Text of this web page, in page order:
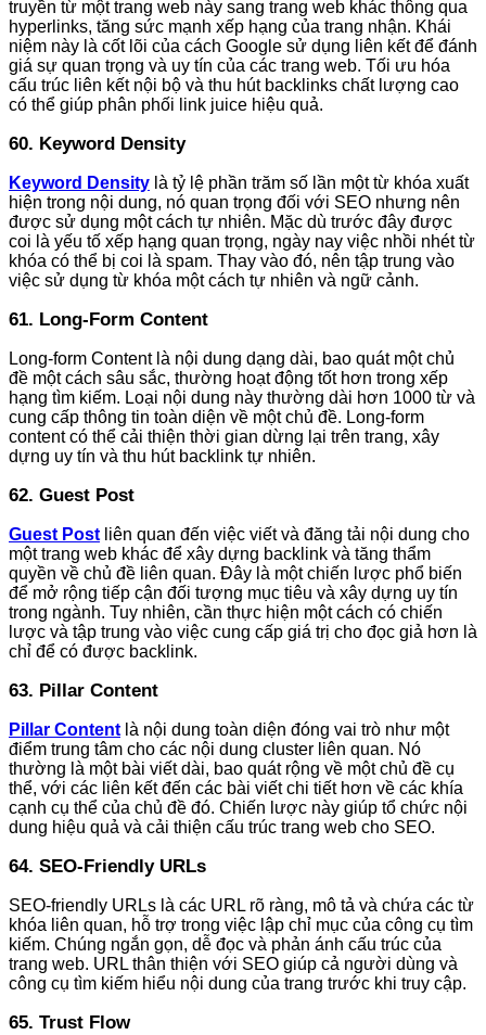
truyền từ một trang web này sang trang web khác thông qua
hyperlinks, tăng sức mạnh xếp hạng của trang nhận. Khái
niệm này là cốt lõi của cách Google sử dụng liên kết để đánh
giá sự quan trọng và uy tín của các trang web. Tối ưu hóa
cấu trúc liên kết nội bộ và thu hút backlinks chất lượng cao
có thể giúp phân phối link juice hiệu quả.
60. Keyword Density
Keyword Density là tỷ lệ phần trăm số lần một từ khóa xuất
hiện trong nội dung, nó quan trọng đối với SEO nhưng nên
được sử dụng một cách tự nhiên. Mặc dù trước đây được
coi là yếu tố xếp hạng quan trọng, ngày nay việc nhồi nhét từ
khóa có thể bị coi là spam. Thay vào đó, nên tập trung vào
việc sử dụng từ khóa một cách tự nhiên và ngữ cảnh.
61. Long-Form Content
Long-form Content là nội dung dạng dài, bao quát một chủ
đề một cách sâu sắc, thường hoạt động tốt hơn trong xếp
hạng tìm kiếm. Loại nội dung này thường dài hơn 1000 từ và
cung cấp thông tin toàn diện về một chủ đề. Long-form
content có thể cải thiện thời gian dừng lại trên trang, xây
dựng uy tín và thu hút backlink tự nhiên.
62. Guest Post
Guest Post liên quan đến việc viết và đăng tải nội dung cho
một trang web khác để xây dựng backlink và tăng thẩm
quyền về chủ đề liên quan. Đây là một chiến lược phổ biến
để mở rộng tiếp cận đối tượng mục tiêu và xây dựng uy tín
trong ngành. Tuy nhiên, cần thực hiện một cách có chiến
lược và tập trung vào việc cung cấp giá trị cho đọc giả hơn là
chỉ để có được backlink.
63. Pillar Content
Pillar Content là nội dung toàn diện đóng vai trò như một
điểm trung tâm cho các nội dung cluster liên quan. Nó
thường là một bài viết dài, bao quát rộng về một chủ đề cụ
thể, với các liên kết đến các bài viết chi tiết hơn về các khía
cạnh cụ thể của chủ đề đó. Chiến lược này giúp tổ chức nội
dung hiệu quả và cải thiện cấu trúc trang web cho SEO.
64. SEO-Friendly URLs
SEO-friendly URLs là các URL rõ ràng, mô tả và chứa các từ
khóa liên quan, hỗ trợ trong việc lập chỉ mục của công cụ tìm
kiếm. Chúng ngắn gọn, dễ đọc và phản ánh cấu trúc của
trang web. URL thân thiện với SEO giúp cả người dùng và
công cụ tìm kiếm hiểu nội dung của trang trước khi truy cập.
65. Trust Flow